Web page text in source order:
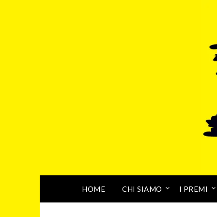
HOME CHI SIAMO I PREMI